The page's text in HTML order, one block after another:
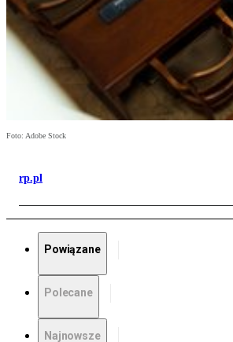
Foto: Adobe Stock
rp.pl
Powiązane
Polecane
Najnowsze